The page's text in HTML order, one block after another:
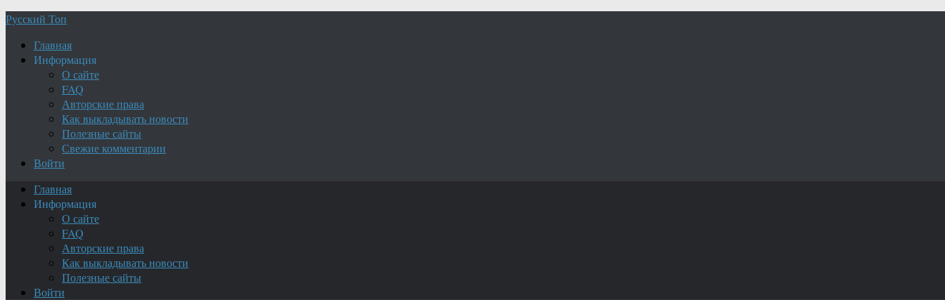
Русский Топ
Главная
Информация
О сайте
FAQ
Авторские права
Как выкладывать новости
Полезные сайты
Свежие комментарии
Войти
Главная
Информация
О сайте
FAQ
Авторские права
Как выкладывать новости
Полезные сайты
Войти